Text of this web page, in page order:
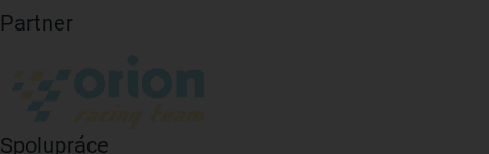
Partner
Spolupráce